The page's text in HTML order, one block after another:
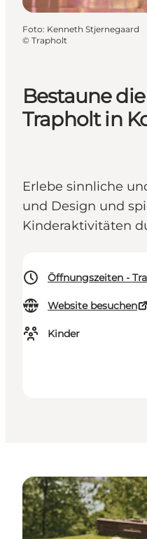
Bestaune
Trapholt in
Erlebe sinnliche
und Design und
Kinderaktivitäten
Öffnungszeiten -
Website besuchen
Kinder
Foto: Kenneth Stjernegaard
© Trapholt